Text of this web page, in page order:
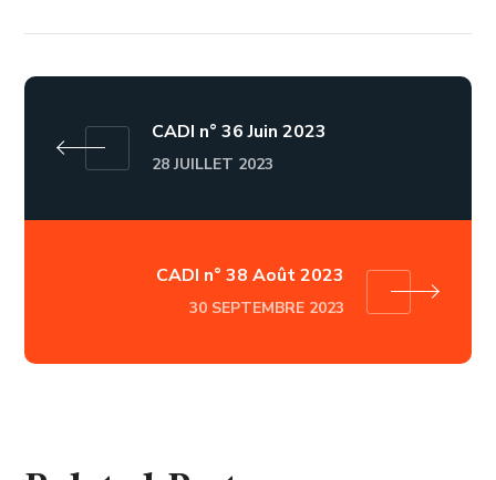
CADI n° 36 Juin 2023
28 JUILLET 2023
CADI n° 38 Août 2023
30 SEPTEMBRE 2023